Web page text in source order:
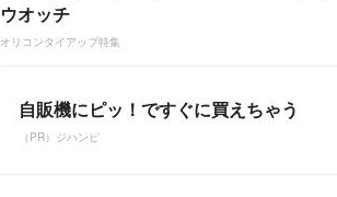
ウオッチ
オリコンタイアップ特集
自販機にピッ！ですぐに買えちゃう
（PR）ジハンピ